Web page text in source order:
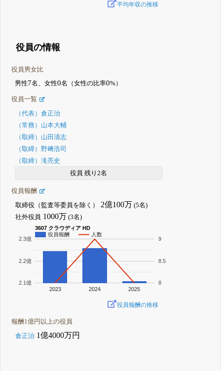
平均年収の推移
役員の情報
役員男女比
男性7名、女性0名（女性の比率0%）
役員一覧
（代表）倉正治
（常務）山本大輔
（取締）山田清志
（取締）野﨑浩司
（取締）滝亮史
役員 残り2名
役員報酬
取締役（監査等委員を除く） 2億100万 (5名)
社外役員 1000万 (3名)
3607 クラウディア HD
役員報酬
人数
2023 2024 2025
2.1億
2.2億
2.3億
8
8.5
9
役員報酬の推移
報酬1億円以上の役員
倉正治 1億4000万円